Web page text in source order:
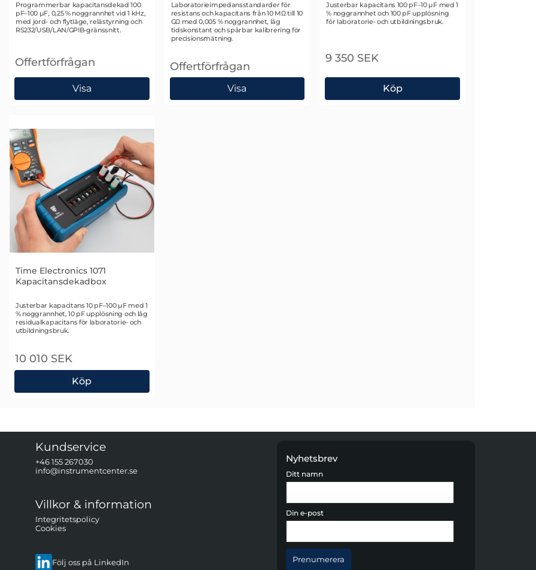
Art. nr 2048
Programmerbar kapacitansdekad 100
pF–100 µF, 0,25 % noggrannhet vid 1 kHz,
med jord- och flytläge, relästyrning och
RS232/USB/LAN/GPIB-gränssnitt.
Offertförfrågan
, Meatest M525 Programmerbar kapacitansdekad
Visa
Art. nr 2025
Laboratorieimpedansstandarder för
resistans och kapacitans från 10 MΩ till 10
GΩ med 0,005 % noggrannhet, låg
tidskonstant och spårbar kalibrering för
precisionsmätning.
Offertförfrågan
, Maetest MTE impedansstandarder
Visa
Art. nr 1043
Justerbar kapacitans 100 pF–10 µF med 1
% noggrannhet och 100 pF upplösning
för laboratorie- och utbildningsbruk.
9 350 SEK
Köp
Time Electronics 1070
Time Electronics 1071
Kapacitansdekadbox
Art. nr 1044
Justerbar kapacitans 10 pF–100 µF med 1
% noggrannhet, 10 pF upplösning och låg
residualkapacitans för laboratorie- och
utbildningsbruk.
10 010 SEK
Köp
Time Electronics 1071 Kapacitansdekadbox
Kundservice
+46 155 267030
info@instrumentcenter.se
Villkor & information
Integritetspolicy
Cookies
Följ oss på LinkedIn
Nyhetsbrev
Ditt namn
Din e-post